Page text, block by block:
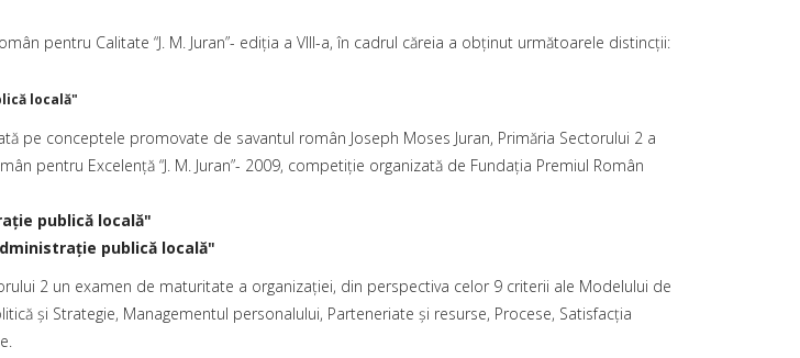
pentru Calitate “J. M. Juran”- ediţia a VIII-a, în cadrul căreia a obţinut următoarele distincţii:
locală"
pe conceptele promovate de savantul român Joseph Moses Juran, Primăria Sectorului 2 a
pentru Excelenţă “J. M. Juran”- 2009, competiţie organizată de Fundaţia Premiul Român
publică locală"
publică locală"
2 un examen de maturitate a organizaţiei, din perspectiva celor 9 criterii ale Modelului de
şi Strategie, Managementul personalului, Parteneriate şi resurse, Procese, Satisfacţia